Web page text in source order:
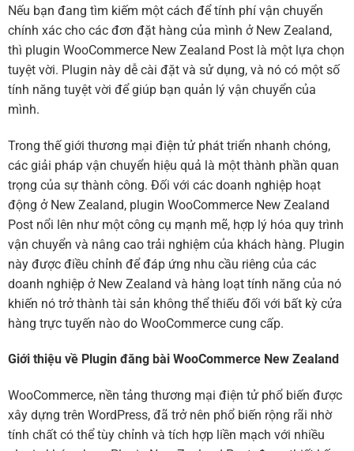
Nếu bạn đang tìm kiếm một cách để tính phí vận chuyển
chính xác cho các đơn đặt hàng của mình ở New Zealand,
thì plugin WooCommerce New Zealand Post là một lựa chọn
tuyệt vời. Plugin này dễ cài đặt và sử dụng, và nó có một số
tính năng tuyệt vời để giúp bạn quản lý vận chuyển của
mình.
Trong thế giới thương mại điện tử phát triển nhanh chóng,
các giải pháp vận chuyển hiệu quả là một thành phần quan
trọng của sự thành công. Đối với các doanh nghiệp hoạt
động ở New Zealand, plugin WooCommerce New Zealand
Post nổi lên như một công cụ mạnh mẽ, hợp lý hóa quy trình
vận chuyển và nâng cao trải nghiệm của khách hàng. Plugin
này được điều chỉnh để đáp ứng nhu cầu riêng của các
doanh nghiệp ở New Zealand và hàng loạt tính năng của nó
khiến nó trở thành tài sản không thể thiếu đối với bất kỳ cửa
hàng trực tuyến nào do WooCommerce cung cấp.
Giới thiệu về Plugin đăng bài WooCommerce New Zealand
WooCommerce, nền tảng thương mại điện tử phổ biến được
xây dựng trên WordPress, đã trở nên phổ biến rộng rãi nhờ
tính chất có thể tùy chỉnh và tích hợp liền mạch với nhiều